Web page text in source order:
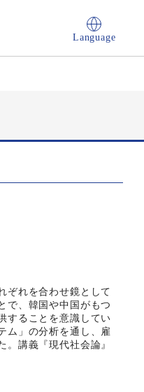
Language
ぞれを合わせ鏡として
で、韓国や中国がもつ
することを意識してい
ム」の分析を通し、雇
講義『現代社会論』